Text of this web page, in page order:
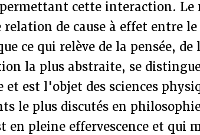
cette interaction. Le
de cause à effet entre
ce qui relève de la pensée,
la plus abstraite, se
est l'objet des sciences
le plus discutés en
en pleine effervescence et qui